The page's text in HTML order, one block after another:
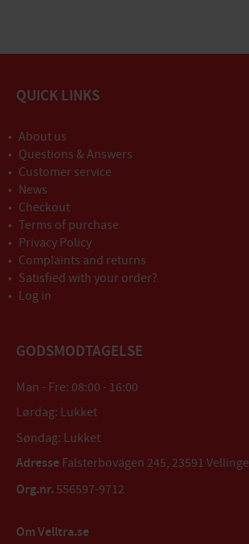
QUICK LINKS
About us
Questions & Answers
Customer service
News
Checkout
Terms of purchase
Privacy Policy
Complaints and returns
Satisfied with your order?
Log in
GODSMODTAGELSE
Man - Fre: 08:00 - 16:00
Lørdag: Lukket
Søndag: Lukket
Adresse Falsterbovägen 245, 23591 Vellinge
Org.nr. 556597-9712
Om Velltra.se